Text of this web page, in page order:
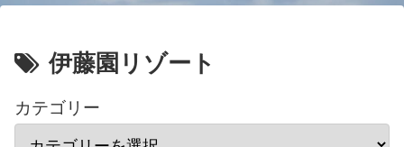
伊藤園リゾート
カテゴリー